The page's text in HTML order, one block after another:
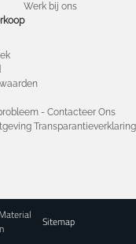
Werk bij ons
- Contacteer Ons
Transparantieverklaring
Sitemap